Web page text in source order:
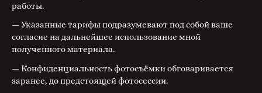
работы.
— Указанные тарифы подразумевают под собой ваше
согласие на дальнейшее использование мной
полученного материала.
— Конфиденциальность фотосъёмки обговаривается
заранее, до предстоящей фотосессии.